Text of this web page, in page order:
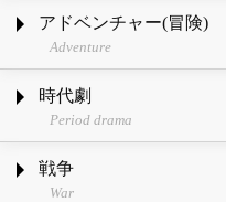
アドベンチャー(冒険)
Adventure
時代劇
Period drama
戦争
War